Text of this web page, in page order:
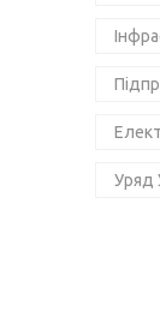
Уряд